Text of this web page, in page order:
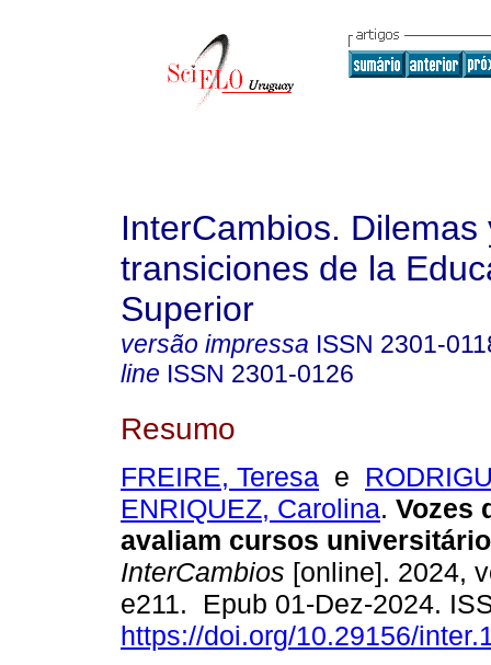
InterCambios. Dilemas
transiciones de la
Superior
versão impressa ISSN 2301-
line ISSN 2301-0126
Resumo
FREIRE, Teresa e
ENRIQUEZ, Carolina. Vozes
avaliam cursos
InterCambios [online]. 2024,
e211. Epub 01-Dez-2024.
https://doi.org/10.29156/